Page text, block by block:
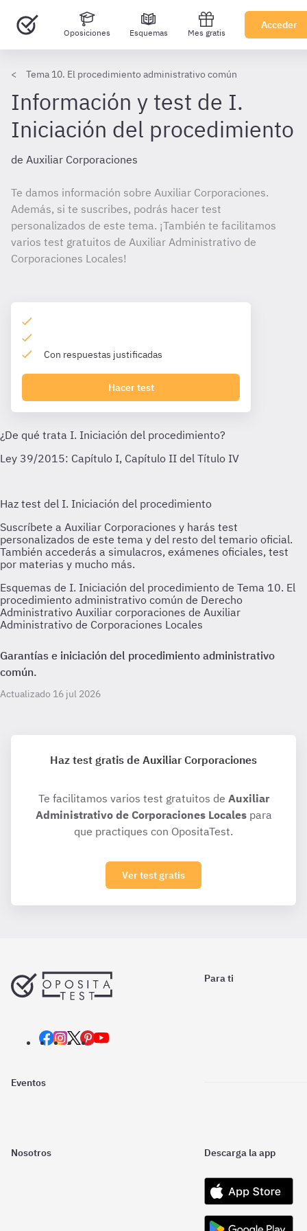
Oposiciones Esquemas Mes gratis
Acceder
Tema 10. El procedimiento administrativo común
Información y test de I.
Iniciación del procedimiento
de Auxiliar Corporaciones
Te damos información sobre Auxiliar Corporaciones.
Además, si te suscribes, podrás hacer test
personalizados de este tema. ¡También te facilitamos
varios test gratuitos de Auxiliar Administrativo de
Corporaciones Locales!
Con respuestas justificadas
Hacer test
Esquemas de I. Iniciación del procedimiento de Tema 10. El
procedimiento administrativo común de Derecho
Administrativo Auxiliar corporaciones de Auxiliar
Administrativo de Corporaciones Locales
Garantías e iniciación del procedimiento administrativo
común.
Actualizado 16 jul 2026
Haz test gratis de Auxiliar Corporaciones
Te facilitamos varios test gratuitos de Auxiliar
Administrativo de Corporaciones Localespara
que practiques con OpositaTest.
Ver test gratis
Para ti
Eventos
Nosotros Descarga la app